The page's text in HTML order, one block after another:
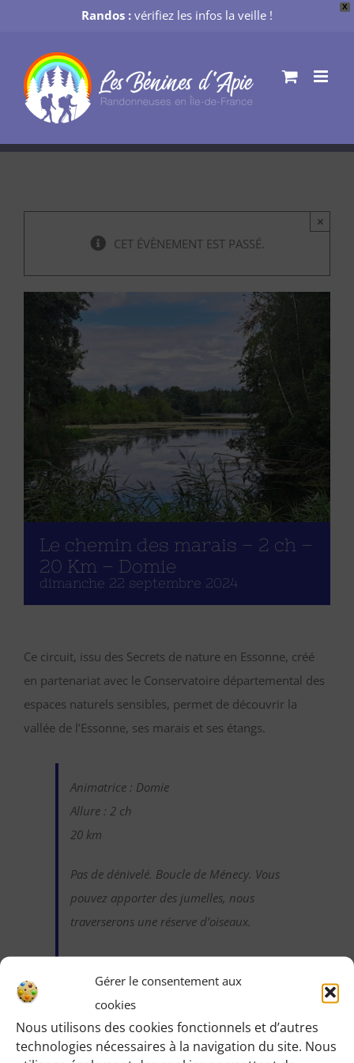
X
Randos : vérifiez les infos la veille !
Gérer le consentement aux
cookies
Nous utilisons des cookies fonctionnels et d’autres
technologies nécessaires à la navigation du site. Nous
contenu
CET ÉVÈNEMENT EST PASSÉ.
×
Le chemin des marais – 2 ch –
20 Km – Domie
dimanche 22 septembre 2024
Ce circuit, issu des Secrets de nature en Essonne, créé
en partenariat avec le Conservatoire départemental des
espaces naturels sensibles, permet de découvrir la
vallée de l’Essonne, ses marais et ses étangs.
Animatrice : Domie
Allure : 2 ch
20 km
Pas de dénivelé. Boucle de Ménecy. Vous
pouvez apporter des jumelles, nous
traverserons une réserve d’oiseaux.
Identifiez-vous pour voir les détails de
cette randonnée:
Une fois identifiée en tant qu’adhérente,